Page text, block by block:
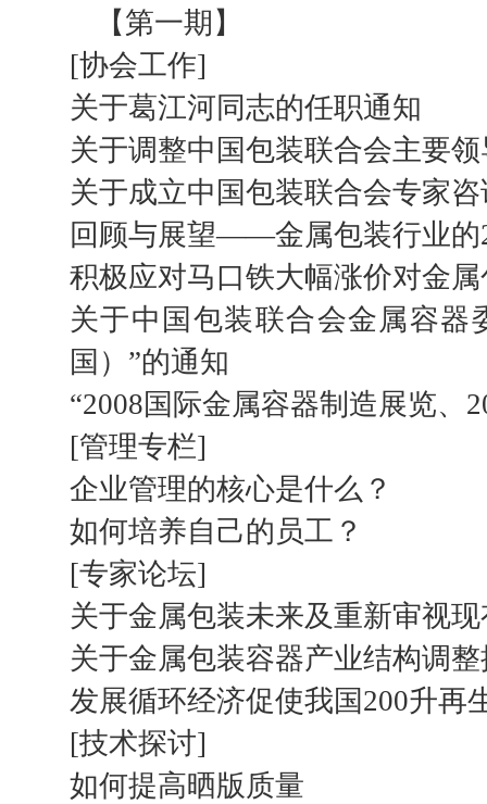
【第一期】
[协会工作]
关于葛江河同志的任职通知
关于调整中国包装联合会主要
关于成立中国包装联合会专家
回顾与展望——金属包装行业的
积极应对马口铁大幅涨价对金
关于中国包装联合会金属容器
国）”的通知
“2008国际金属容器制造展览、
[管理专栏]
企业管理的核心是什么？
如何培养自己的员工？
[专家论坛]
关于金属包装未来及重新审视
关于金属包装容器产业结构调
发展循环经济促使我国200升再
[技术探讨]
如何提高晒版质量